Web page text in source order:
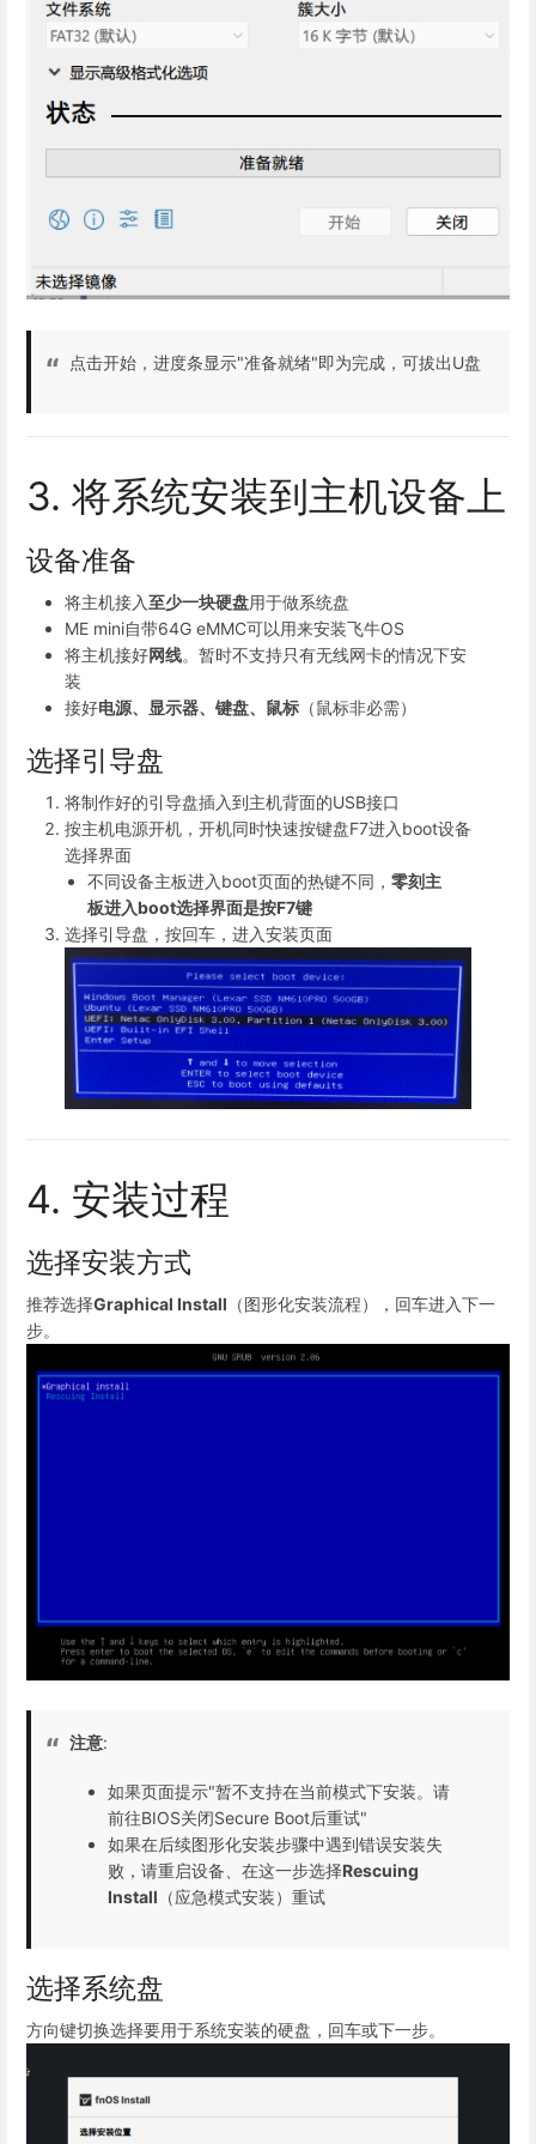
点击开始，进度条显示"准备就绪"即为完成，可拔出U盘
3. 将系统安装到主机设备上
设备准备
将主机接入至少一块硬盘用于做系统盘
ME mini自带64G eMMC可以用来安装飞牛OS
将主机接好网线。暂时不支持只有无线网卡的情况下安
装
接好电源、显示器、键盘、鼠标 （鼠标非必需）
选择引导盘
将制作好的引导盘插入到主机背面的USB接口
按主机电源开机，开机同时快速按键盘F7进入boot设备
选择界面
不同设备主板进入boot页面的热键不同，零刻主
板进入boot选择界面是按F7键
选择引导盘，按回车，进入安装页面
4. 安装过程
选择安装方式
推荐选择Graphical Install （图形化安装流程），回车进入下一
步。
注意:
如果页面提示"暂不支持在当前模式下安装。请
前往BIOS关闭Secure Boot后重试"
如果在后续图形化安装步骤中遇到错误安装失
败，请重启设备、在这一步选择Rescuing
Install （应急模式安装）重试
选择系统盘
方向键切换选择要用于系统安装的硬盘，回车或下一步。